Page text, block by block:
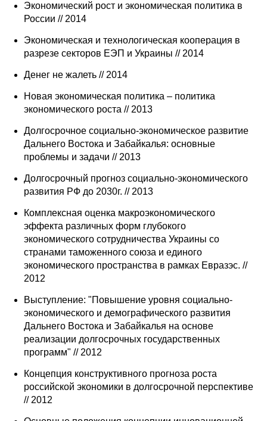
Экономический рост и экономическая политика в
России // 2014
Экономическая и технологическая кооперация в
разрезе секторов ЕЭП и Украины // 2014
Денег не жалеть // 2014
Новая экономическая политика – политика
экономического роста // 2013
Долгосрочное социально-экономическое развитие
Дальнего Востока и Забайкалья: основные
проблемы и задачи // 2013
Долгосрочный прогноз социально-экономического
развития РФ до 2030г. // 2013
Комплексная оценка макроэкономического
эффекта различных форм глубокого
экономического сотрудничества Украины со
странами таможенного союза и единого
экономического пространства в рамках Евразэс. //
2012
Выступление: "Повышение уровня социально-
экономического и демографического развития
Дальнего Востока и Забайкалья на основе
реализации долгосрочных государственных
программ" // 2012
Концепция конструктивного прогноза роста
российской экономики в долгосрочной перспективе
// 2012